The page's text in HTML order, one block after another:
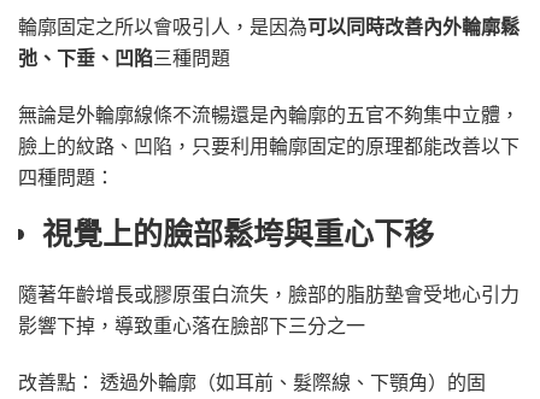
輪廓固定之所以會吸引人，是因為可以同時改善內外輪廓鬆
弛、下垂、凹陷三種問題
無論是外輪廓線條不流暢還是內輪廓的五官不夠集中立體，
臉上的紋路、凹陷，只要利用輪廓固定的原理都能改善以下
四種問題：
視覺上的臉部鬆垮與重心下移
隨著年齡增長或膠原蛋白流失，臉部的脂肪墊會受地心引力
影響下掉，導致重心落在臉部下三分之一
改善點： 透過外輪廓（如耳前、髮際線、下顎角）的固